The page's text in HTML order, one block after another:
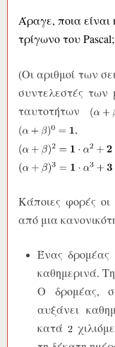
Άραγε, ποια
τρίγωνο του Pascal;
(Οι αριθμοί των
συντελεστές
ταυτοτήτων
Κάποιες φορές οι
από μια
Ένας δρομέας
καθημερινά.
Ο δρομέας,
αυξάνει
κατά